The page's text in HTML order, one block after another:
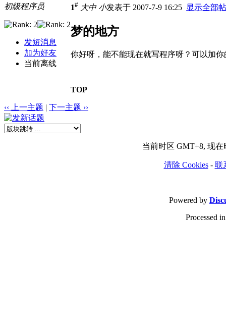
初级程序员
发短消息
加为好友
当前离线
1# 大中 小发表于 2007-7-9 16:25 显示全部
梦的地方
你好呀，能不能现在就写程序呀？可以加
TOP
‹‹ 上一主题 | 下一主题 ››
当前时区 GMT+8, 现在
清除 Cookies- 联
Powered by
Processed